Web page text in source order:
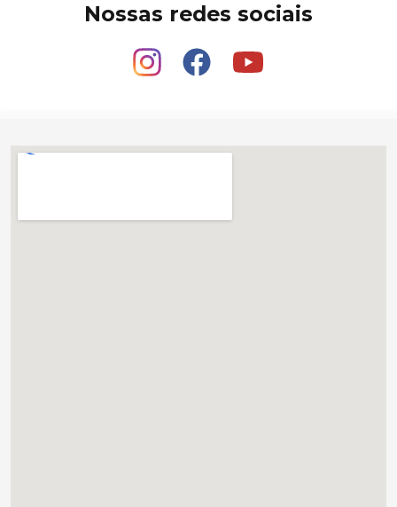
Nossas redes sociais